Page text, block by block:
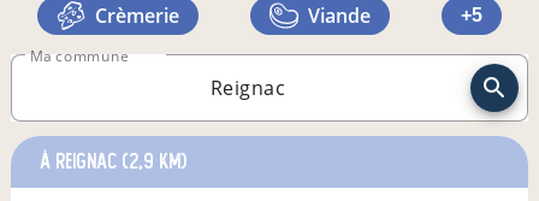
crèmerie
viande +5
Ma commune
à Reignac (2,9 km)